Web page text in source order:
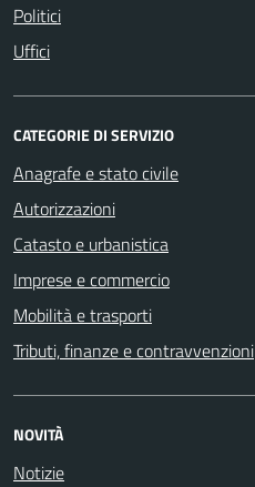
Politici
Uffici
CATEGORIE DI SERVIZIO
Anagrafe e stato civile
Autorizzazioni
Catasto e urbanistica
Imprese e commercio
Mobilità e trasporti
Tributi, finanze e contravvenzioni
NOVITÀ
Notizie